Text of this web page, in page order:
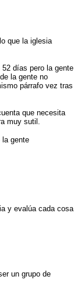
que la iglesia
días pero la gente
la gente no
párrafo vez tras
que necesita
muy sutil.
la gente
y evalúa cada cosa
un grupo de